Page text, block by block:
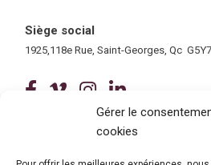
Gérer le
cookies
Siège social
1925,118e Rue, Saint-Georges, Qc
(ce lien ouvre
(ce lien ouvre
(ce lien
Tous droits réservés © 2026 Centre de
Politique de confidentialité|